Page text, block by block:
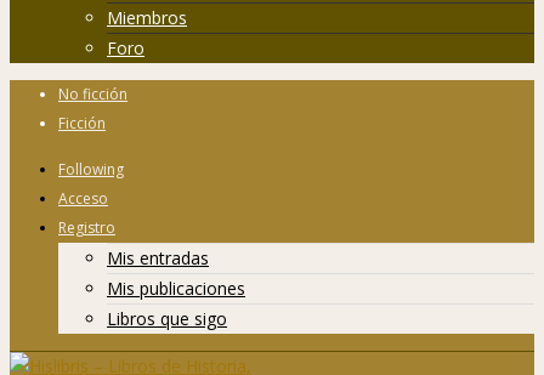
Miembros
Foro
No ficción
Ficción
Following
Acceso
Registro
Mis entradas
Mis publicaciones
Libros que sigo